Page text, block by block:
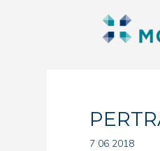
7 06 2018